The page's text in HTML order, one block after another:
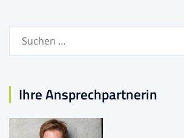
Suchen
Ihre Ansprechpartnerin